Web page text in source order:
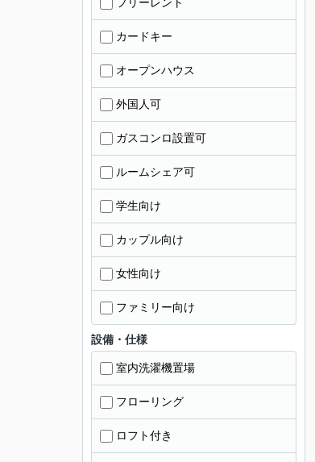
カードキー
オープンハウス
外国人可
ガスコンロ設置可
ルームシェア可
学生向け
カップル向け
女性向け
ファミリー向け
設備・仕様
室内洗濯機置場
フローリング
ロフト付き